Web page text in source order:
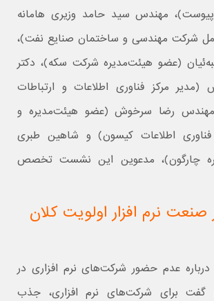
پیوست)، مهندس سید حامد وزیری هامانه
شرکت مهندسی و ساختمان صنایع نفت)،
(عضو هیئت‌مدیره شرکت سکه)، دکتر
مرکز فناوری اطلاعات و ارتباطات
مهندس رضا سرخوش (عضو هیئت‌مدیره و
اطلاعات کیسون) و شاهین طبری
چارگون)،‌ مدعوین این نشست تخصص
صنعت نرم افزار اولویت کلان
عدم حضور شرکت‌های نرم افزاری در
برای شرکت‌های نرم افزاری، جذب